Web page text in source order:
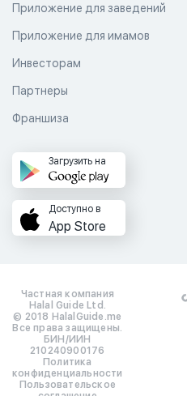
Приложение для заведений
Приложение для имамов
Инвесторам
Партнеры
Франшиза
Загрузить на
Доступно в
App Store
Частная компания
Halal Guide Ltd.
© 2018 HalalGuide.me
Все права защищены.
БИН/ИИН
210240900176
Политика
конфиденциальности
Пользовательское